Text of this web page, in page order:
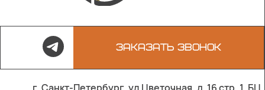
ЗАКАЗАТЬ ЗВОНОК